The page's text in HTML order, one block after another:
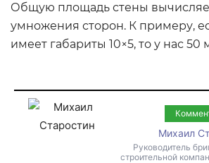
Общую площадь стены
умножения сторон. К примеру,
имеет габариты 10×5, то у нас 50
Михаил
Руководитель
строительной